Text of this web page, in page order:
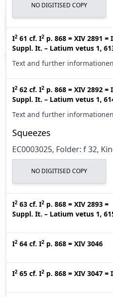
NO DIGITISED COPY
I2 61 cf. I2 p. 868 = XIV 2891 =
Suppl. It. – Latium vetus 1,
Text and further
I2 62 cf. I2 p. 868 = XIV 2892 =
Suppl. It. – Latium vetus 1,
Text and further
Squeezes
EC0003025, Folder: f 32,
NO DIGITISED COPY
I2 63 cf. I2 p. 868 = XIV 2893 =
Suppl. It. – Latium vetus 1,
I2 64 cf. I2 p. 868 = XIV 3046
I2 65 cf. I2 p. 868 = XIV 3047 =